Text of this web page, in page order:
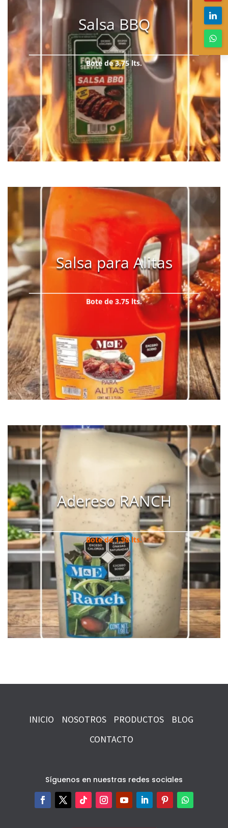
Salsa BBQ
Bote de 3.75 lts.
Salsa para Alitas
Bote de 3.75 lts.
Adereso RANCH
Bote de 1.98 lts.
INICIO NOSOTROS PRODUCTOS
BLOG
CONTACTO
Síguenos en nuestras redes sociales